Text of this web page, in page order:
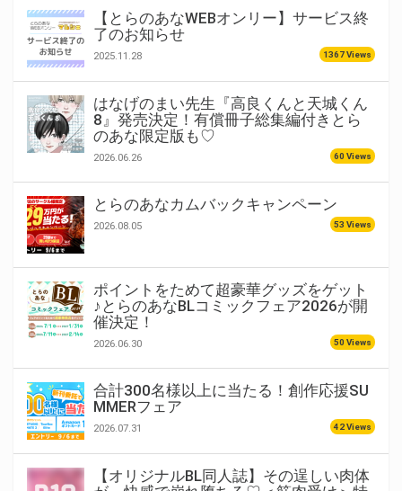
【とらのあなWEBオンリー】サービス終
了のお知らせ
2025.11.28 1367 Views
はなげのまい先生『高良くんと天城くん
8』発売決定！有償冊子総集編付きとら
のあな限定版も♡
2026.06.26 60 Views
とらのあなカムバックキャンペーン
2026.08.05 53 Views
ポイントをためて超豪華グッズをゲット
♪とらのあなBLコミックフェア2026が開
催決定！
2026.06.30 50 Views
合計300名様以上に当たる！創作応援SU
MMERフェア
2026.07.31 42 Views
【オリジナルBL同人誌】その逞しい肉体